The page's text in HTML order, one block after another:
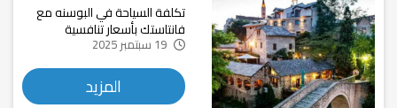
تكلفة السياحة في البوسنه مع
فانتاستك بأسعار تنافسية
المزيد